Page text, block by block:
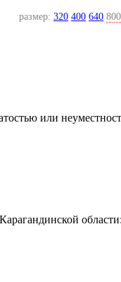
размер: 320 400 640 800
или
области: